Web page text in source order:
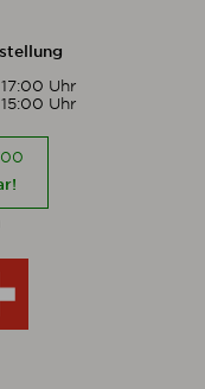
Uhr
Uhr